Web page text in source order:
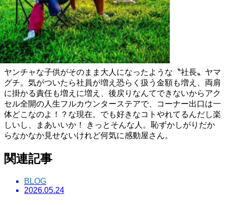
AKITO YAMAGUCHI
ヤンチャな子供がそのまま大人になったような〝社長〟ヤマ
グチ。気がついたら社員が増え恐らく扱う金額も増え、両肩
に掛かる責任も増えに増え、後戻りなんてできないからアク
セル全開の人生フルカウンターステアで、コーナー出口は一
体どこなのよ！？な現在。でも好きなコトやれてるんだし楽
しいし、まあいいか！ きっとそんな人。恥ずかしがりだか
らなかなか見せないけれど何気に感動屋さん。
関連記事
BLOG
2026.05.24